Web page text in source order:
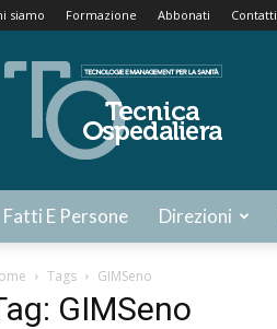
siamo Formazione Abbonati Contatti
Tecnica
Ospedaliera
Fatti E Persone Direzioni
Tags GIMSeno
GIMSeno